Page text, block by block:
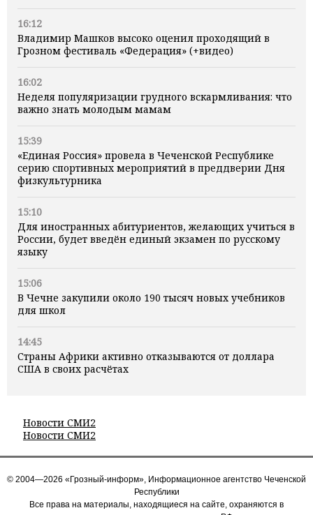
16:12
Владимир Машков высоко оценил проходящий в
Грозном фестиваль «Федерация» (+видео)
16:02
Неделя популяризации грудного вскармливания: что
важно знать молодым мамам
15:39
«Единая Россия» провела в Чеченской Республике
серию спортивных мероприятий в преддверии Дня
физкультурника
15:10
Для иностранных абитуриентов, желающих учиться в
России, будет введён единый экзамен по русскому
языку
15:06
В Чечне закупили около 190 тысяч новых учебников
для школ
14:45
Страны Африки активно отказываются от доллара
США в своих расчётах
Новости СМИ2
Новости СМИ2
© 2004—2026 «Грозный-информ», Информационное агентство Чеченской
Республики
Все права на материалы, находящиеся на сайте, охраняются в